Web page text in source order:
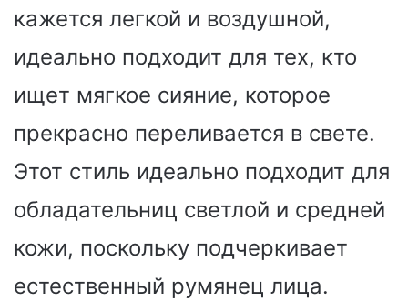
кажется легкой и воздушной,
идеально подходит для тех, кто
ищет мягкое сияние, которое
прекрасно переливается в свете.
Этот стиль идеально подходит для
обладательниц светлой и средней
кожи, поскольку подчеркивает
естественный румянец лица.